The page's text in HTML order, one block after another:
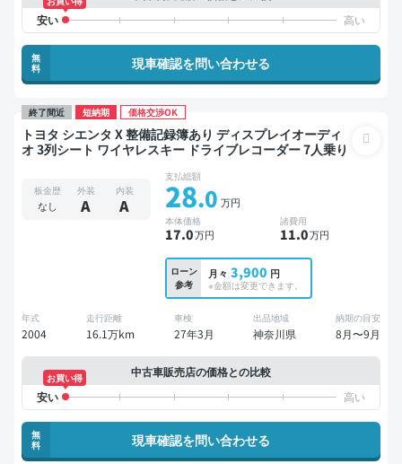
無
料
現車確認を問い合わせる
終了間近 短納期 価格交渉OK
トヨタ シエンタ X 整備記録簿あり ディスプレイオーディ
オ 3列シート ワイヤレスキー ドライブレコーダー 7人乗り
板金歴
なし
外装
A
内装
A
支払総額
28.0 万円
本体価格
17.0万円
諸費用
11.0万円
ローン
参考
月々 3,900 円
※金額は変更できます。
年式
2004
走行距離
16.1万km
車検
27年3月
出品地域
神奈川県
納期の目安
8月〜9月
中古車販売店の価格との比較
お買い得
無
料
現車確認を問い合わせる